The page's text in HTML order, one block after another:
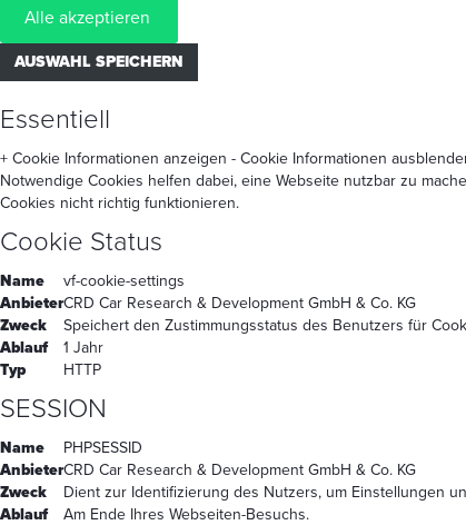
Alle akzeptieren
AUSWAHL SPEICHERN
Essentiell
+ Cookie Informationen anzeigen - Cookie Informationen
Notwendige Cookies helfen dabei, eine Webseite nutzbar zu
Cookies nicht richtig funktionieren.
Cookie Status
Name
vf-cookie-settings
AnbieterCRD Car Research & Development GmbH & Co. KG
Zweck
Speichert den Zustimmungsstatus des Benutzers für
Ablauf
1 Jahr
Typ
HTTP
SESSION
Name
PHPSESSID
AnbieterCRD Car Research & Development GmbH & Co. KG
Zweck
Dient zur Identifizierung des Nutzers, um Einstellungen
Ablauf
Am Ende Ihres Webseiten-Besuchs.